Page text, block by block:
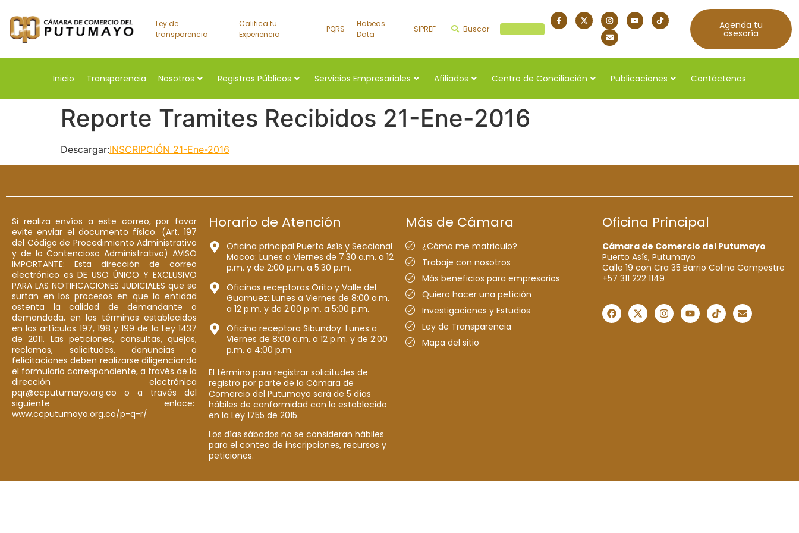
Ley de
transparencia
Califica tu
Experiencia
PQRS
Habeas
Data
SIPREF Buscar Agenda tu
asesoría
Inicio Transparencia Nosotros Registros Públicos Servicios Empresariales Afiliados Centro de Conciliación Publicaciones Contáctenos
Reporte Tramites Recibidos 21-Ene-2016
Descargar:INSCRIPCIÓN 21-Ene-2016
Si realiza envíos a este correo, por favor
evite enviar el documento físico. (Art. 197
del Código de Procedimiento Administrativo
y de lo Contencioso Administrativo) AVISO
IMPORTANTE: Esta dirección de correo
electrónico es DE USO ÚNICO Y EXCLUSIVO
PARA LAS NOTIFICACIONES JUDICIALES que se
surtan en los procesos en que la entidad
ostenta la calidad de demandante o
demandada, en los términos establecidos
en los artículos 197, 198 y 199 de la Ley 1437
de 2011. Las peticiones, consultas, quejas,
reclamos, solicitudes, denuncias o
felicitaciones deben realizarse diligenciando
el formulario correspondiente, a través de la
dirección electrónica
pqr@ccputumayo.org.co o a través del
siguiente enlace:
www.ccputumayo.org.co/p-q-r/
Horario de Atención
Oficina principal Puerto Asís y Seccional
Mocoa: Lunes a Viernes de 7:30 a.m. a 12
p.m. y de 2:00 p.m. a 5:30 p.m.
Oficinas receptoras Orito y Valle del
Guamuez: Lunes a Viernes de 8:00 a.m.
a 12 p.m. y de 2:00 p.m. a 5:00 p.m.
Oficina receptora Sibundoy: Lunes a
Viernes de 8:00 a.m. a 12 p.m. y de 2:00
p.m. a 4:00 p.m.
El término para registrar solicitudes de
registro por parte de la Cámara de
Comercio del Putumayo será de 5 días
hábiles de conformidad con lo establecido
en la Ley 1755 de 2015.
Los días sábados no se consideran hábiles
para el conteo de inscripciones, recursos y
peticiones.
Más de Cámara
¿Cómo me matriculo?
Trabaje con nosotros
Más beneficios para empresarios
Quiero hacer una petición
Investigaciones y Estudios
Ley de Transparencia
Mapa del sitio
Oficina Principal
Cámara de Comercio del Putumayo
Puerto Asís, Putumayo
Calle 19 con Cra 35 Barrio Colina Campestre
+57 311 222 1149